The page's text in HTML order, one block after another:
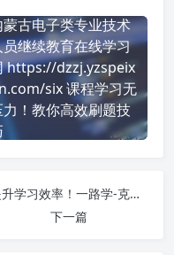
蒙古电子类专业技术
员继续教育在线学习
https://dzzj.yzspeix
six 课程学习无
力！教你高效刷题技
提升学习效率！一路学-克州专业技术人员继续教育培训平台-kzzj.ylxue.net 刷课方法全揭秘
下一篇